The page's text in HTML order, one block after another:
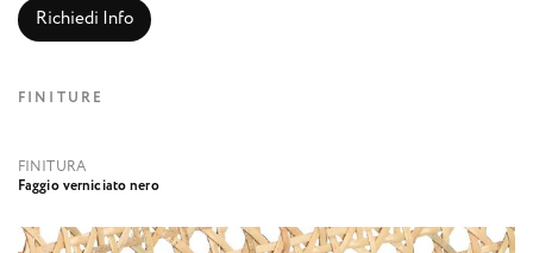
Richiedi Info
FINITURE
FINITURA
Faggio verniciato nero